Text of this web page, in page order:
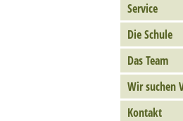
Service
Die Schule
Das Team
Wir suchen
Kontakt